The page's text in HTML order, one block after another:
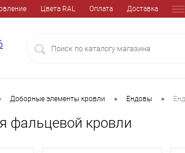
Цвета RAL Оплата Доставка
Доборные элементы кровли • Ендовы •
фальцевой кровли